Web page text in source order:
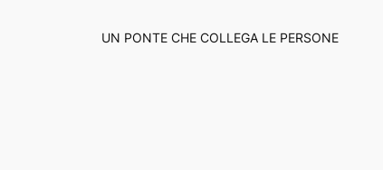
UN PONTE CHE COLLEGA LE PERSONE